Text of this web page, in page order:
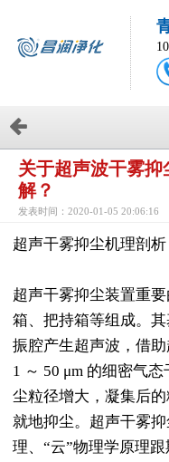
关于超声波干雾抑
解？
发表时间：2020-01-05 20:06:16
超声干雾抑尘机理剖析
超声干雾抑尘装置重
箱、把持箱等组成。
振腔产生超声波，借
1 ～ 50 μm 的细密气
尘粒径增大，凝集后
就地抑尘。超声干雾
理、“云”物理学原理